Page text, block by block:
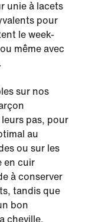
unie à lacets
pour
le week-
même avec
sur nos
pas, pour
au
ou sur les
en cuir
à conserver
tandis que
bon
cheville.